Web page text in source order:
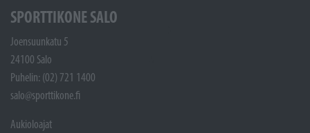
SPORTTIKONE SALO
Joensuunkatu 5
24100 Salo
Puhelin: (02) 721 1400
salo@sporttikone.fi
Aukioloajat